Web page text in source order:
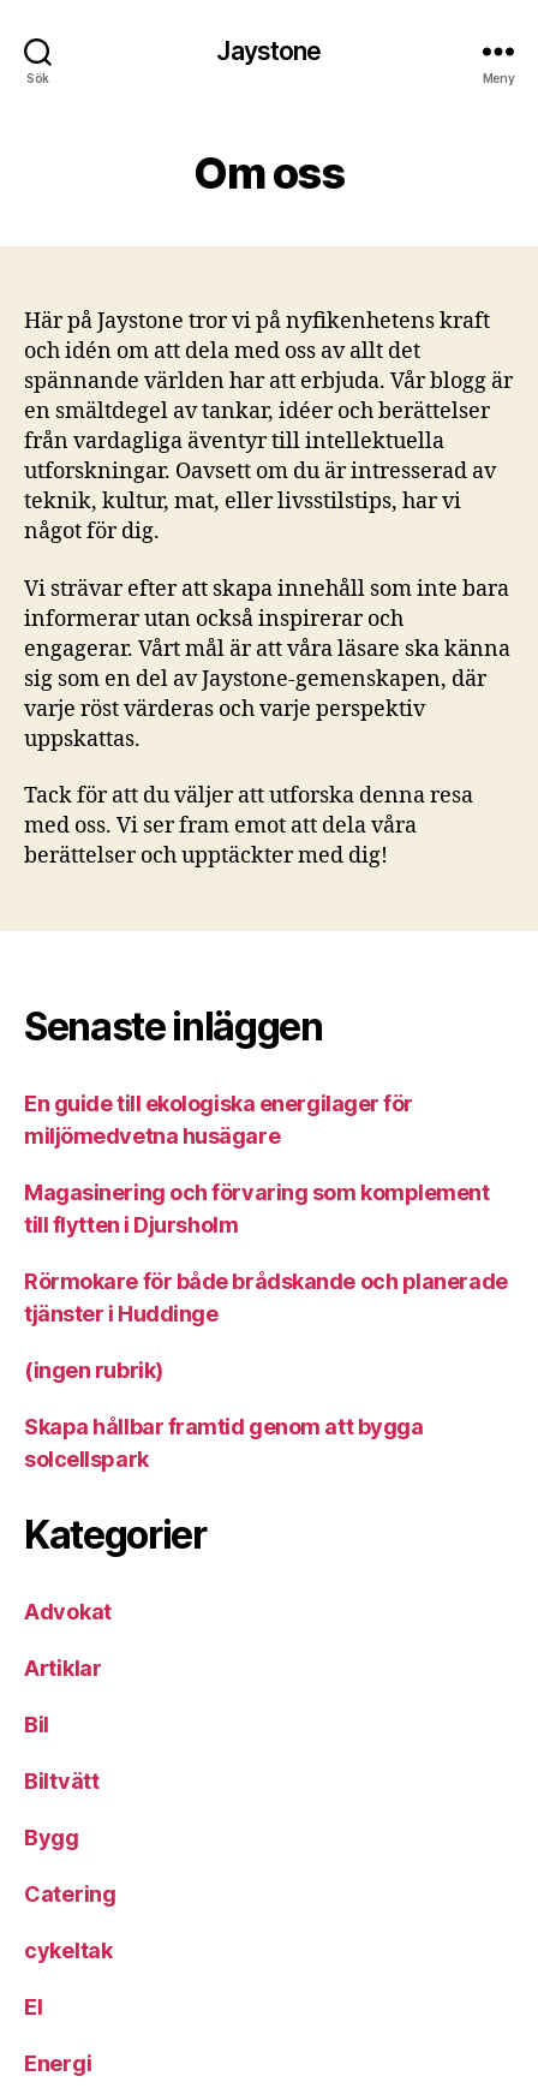
Sök
Jaystone
Meny
Om oss
Här på Jaystone tror vi på nyfikenhetens kraft
och idén om att dela med oss av allt det
spännande världen har att erbjuda. Vår blogg är
en smältdegel av tankar, idéer och berättelser
från vardagliga äventyr till intellektuella
utforskningar. Oavsett om du är intresserad av
teknik, kultur, mat, eller livsstilstips, har vi
något för dig.
Vi strävar efter att skapa innehåll som inte bara
informerar utan också inspirerar och
engagerar. Vårt mål är att våra läsare ska känna
sig som en del av Jaystone-gemenskapen, där
varje röst värderas och varje perspektiv
uppskattas.
Tack för att du väljer att utforska denna resa
med oss. Vi ser fram emot att dela våra
berättelser och upptäckter med dig!
Senaste inläggen
En guide till ekologiska energilager för
miljömedvetna husägare
Magasinering och förvaring som komplement
till flytten i Djursholm
Rörmokare för både brådskande och planerade
tjänster i Huddinge
(ingen rubrik)
Skapa hållbar framtid genom att bygga
solcellspark
Kategorier
Advokat
Artiklar
Bil
Biltvätt
Bygg
Catering
cykeltak
El
Energi